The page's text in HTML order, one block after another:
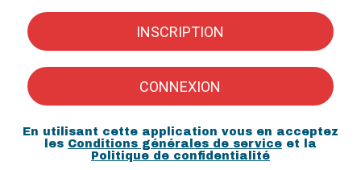
INSCRIPTION
CONNEXION
En utilisant cette application vous en acceptez
les Conditions générales de service et la
Politique de confidentialité